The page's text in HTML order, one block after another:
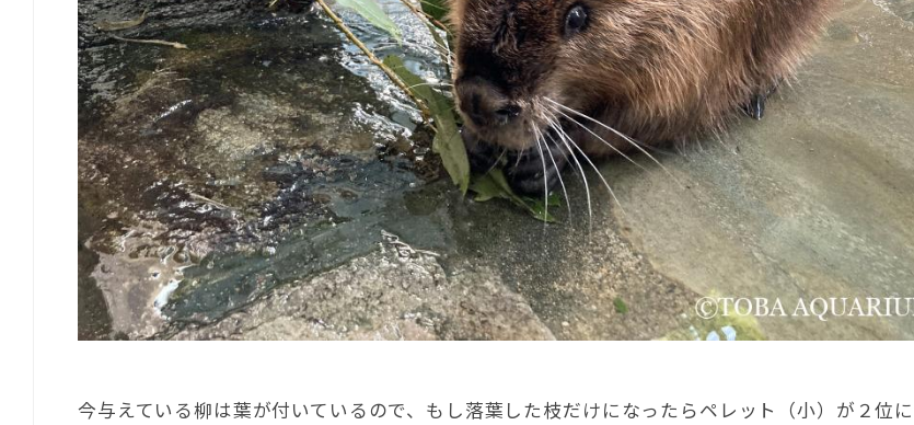
今与えている柳は葉が付いているので、もし落葉した枝だけになったらペレット（小）が２位